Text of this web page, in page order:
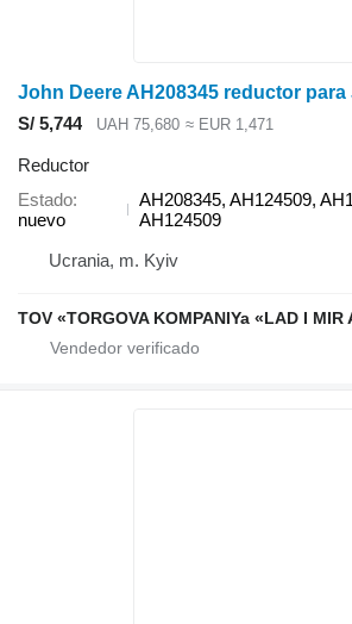
S/ 5,744 UAH 75,680 ≈ EUR 1,471
Reductor
Estado
nuevo
AH208345, AH124509,
AH124509
Ucrania, m. Kyiv
TOV «TORGOVA KOMPANIYa «LAD I MIR